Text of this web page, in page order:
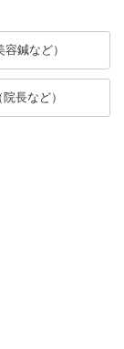
鍼など）
長など）